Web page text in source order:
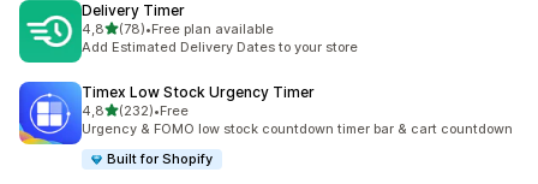
Delivery Timer
4,8av 5 stjerner
(78)
Totalt 78 omtaler
•Free plan available
Add Estimated Delivery Dates to your store
Timex Low Stock Urgency Timer
4,8av 5 stjerner
(232)
Totalt 232 omtaler
•Free
Urgency & FOMO low stock countdown timer bar & cart countdown
Built for Shopify